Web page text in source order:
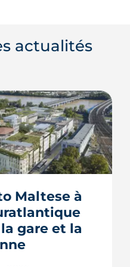
actualités
Maltese à
gare et la